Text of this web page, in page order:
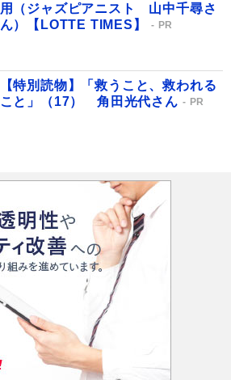
用（ジャズピアニスト 山中千尋さ
ん）【LOTTE TIMES】
PR
【特別読物】「救うこと、救われる
こと」（17） 角田光代さん
PR